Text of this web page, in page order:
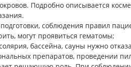
Подробно описывается
соблюдения правил
могут проявиться гематомы;
бассейна, сауны нужно
препаратов, проведении